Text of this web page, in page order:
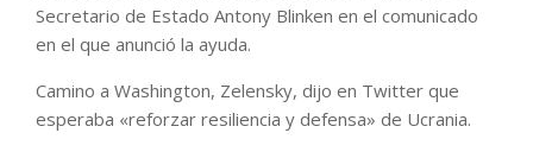
Secretario de Estado Antony Blinken en el comunicado
en el que anunció la ayuda.
Camino a Washington, Zelensky, dijo en Twitter que
esperaba «reforzar resiliencia y defensa» de Ucrania.